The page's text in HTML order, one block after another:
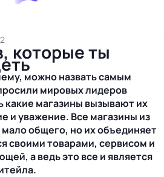
которые ты
можно назвать самым
мировых лидеров
какие магазины вызывают их
и уважение. Все магазины из
общего, но их объединяет
своими товарами, сервисом и
а ведь это все и является